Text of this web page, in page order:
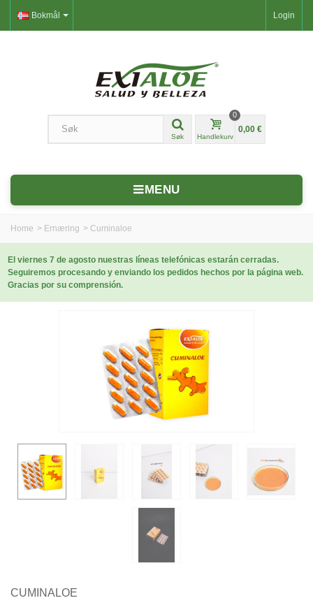
Login
Bokmål
Søk Handlekurv
0
0,00 €
MENU
Home > Ernæring > Cuminaloe
El viernes 7 de agosto nuestras líneas telefónicas estarán cerradas.
Seguiremos procesando y enviando los pedidos hechos por la página web.
Gracias por su comprensión.
CUMINALOE